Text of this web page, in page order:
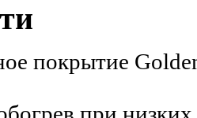
покрытие